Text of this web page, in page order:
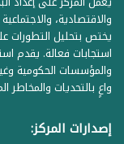
والاقتصادية،
يختص بتحليل التطورات
استجابات فعالة. يقدم
والمؤسسات الحكومية
واعٍ بالتحديات
إصدارات المركز: